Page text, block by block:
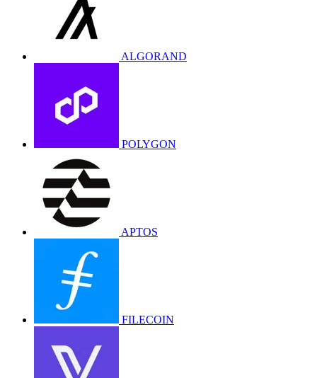
ALGORAND
POLYGON
APTOS
FILECOIN